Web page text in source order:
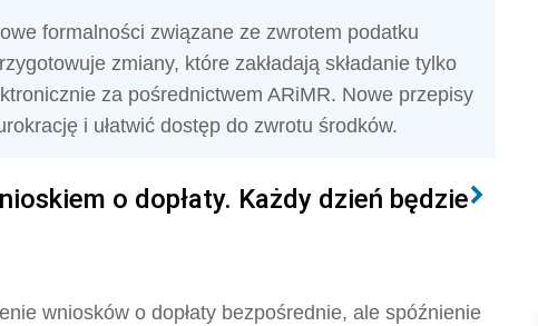
formalności związane ze zwrotem podatku
zmiany, które zakładają składanie tylko
za pośrednictwem ARiMR. Nowe przepisy
i ułatwić dostęp do zwrotu środków.
o dopłaty. Każdy dzień będzie
wniosków o dopłaty bezpośrednie, ale spóźnienie